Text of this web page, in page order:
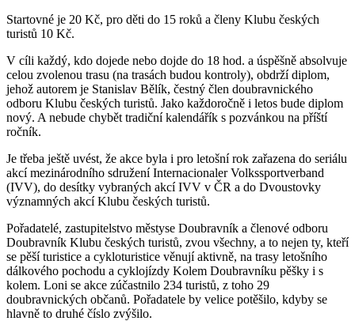
Startovné je 20 Kč, pro děti do 15 roků a členy Klubu českých
turistů 10 Kč.
V cíli každý, kdo dojede nebo dojde do 18 hod. a úspěšně absolvuje
celou zvolenou trasu (na trasách budou kontroly), obdrží diplom,
jehož autorem je Stanislav Bělík, čestný člen doubravnického
odboru Klubu českých turistů. Jako každoročně i letos bude diplom
nový. A nebude chybět tradiční kalendářík s pozvánkou na příští
ročník.
Je třeba ještě uvést, že akce byla i pro letošní rok zařazena do seriálu
akcí mezinárodního sdružení Internacionaler Volkssportverband
(IVV), do desítky vybraných akcí IVV v ČR a do Dvoustovky
významných akcí Klubu českých turistů.
Pořadatelé, zastupitelstvo městyse Doubravník a členové odboru
Doubravník Klubu českých turistů, zvou všechny, a to nejen ty, kteří
se pěší turistice a cykloturistice věnují aktivně, na trasy letošního
dálkového pochodu a cyklojízdy Kolem Doubravníku pěšky i s
kolem. Loni se akce zúčastnilo 234 turistů, z toho 29
doubravnických občanů. Pořadatele by velice potěšilo, kdyby se
hlavně to druhé číslo zvýšilo.